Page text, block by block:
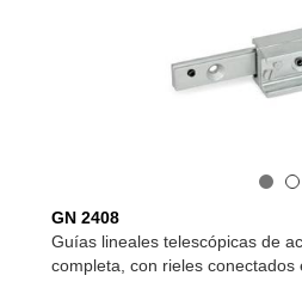
GN 2408
Guías lineales telescópicas de
completa, con rieles conectados